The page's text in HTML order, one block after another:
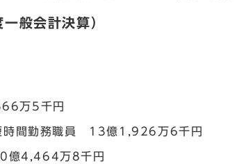
般会計決算）
万5千円
時間勤務職員 13億1,926万6千円
億4,464万8千円